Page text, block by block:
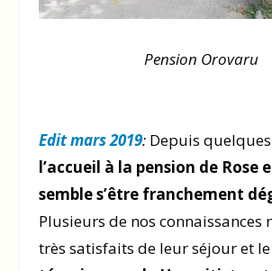
Pension Orovaru
Edit mars 2019:Depuis
l’accueil à la pension de Rose
semble s’être franchement
Plusieurs de nos connaissances
très satisfaits de leur séjour et le